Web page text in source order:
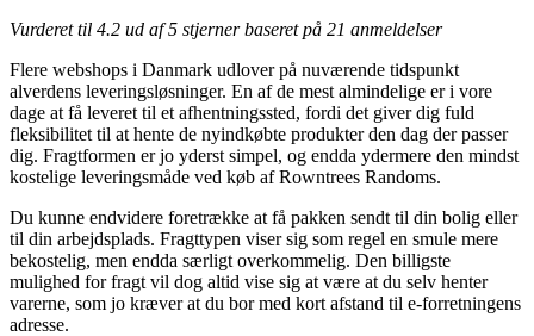
Vurderet til 4.2 ud af 5 stjerner baseret på 21 anmeldelser
Flere webshops i Danmark udlover på nuværende tidspunkt
alverdens leveringsløsninger. En af de mest almindelige er i vore
dage at få leveret til et afhentningssted, fordi det giver dig fuld
fleksibilitet til at hente de nyindkøbte produkter den dag der passer
dig. Fragtformen er jo yderst simpel, og endda ydermere den mindst
kostelige leveringsmåde ved køb af Rowntrees Randoms.
Du kunne endvidere foretrække at få pakken sendt til din bolig eller
til din arbejdsplads. Fragttypen viser sig som regel en smule mere
bekostelig, men endda særligt overkommelig. Den billigste
mulighed for fragt vil dog altid vise sig at være at du selv henter
varerne, som jo kræver at du bor med kort afstand til e-forretningens
adresse.